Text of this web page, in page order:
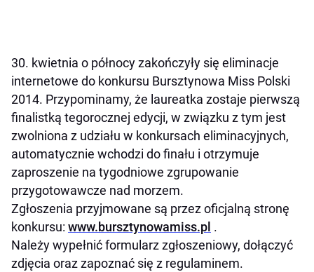
30. kwietnia o północyzakończyły się eliminacje
internetowe do konkursu Bursztynowa Miss Polski
2014. Przypominamy, że laureatka zostaje pierwszą
finalistką tegorocznej edycji, w związku z tym jest
zwolniona z udziału w konkursach eliminacyjnych,
automatycznie wchodzi do finału i otrzymuje
zaproszenie na tygodniowe zgrupowanie
przygotowawcze nad morzem.
Zgłoszenia przyjmowane są przez oficjalną stronę
konkursu: www.bursztynowamiss.pl .
Należy wypełnić formularz zgłoszeniowy, dołączyć
zdjęcia oraz zapoznać się z regulaminem.